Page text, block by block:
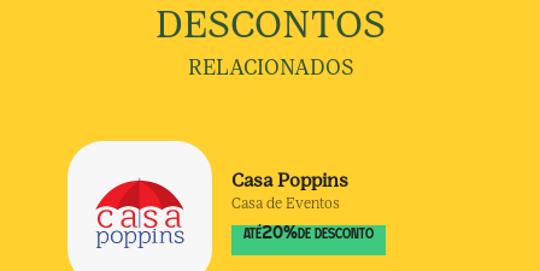
DESCONTOS
RELACIONADOS
Casa Poppins
Casa de Eventos
ATÉ20% DE DESCONTO